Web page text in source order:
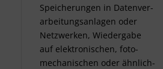
Spei­cher­ungen in Daten­ver­
arbeitungs­anlag­en oder
Netz­werken, Wieder­gabe
auf elektro­nisch­en, foto­
mech­anisch­en oder ähnlich­